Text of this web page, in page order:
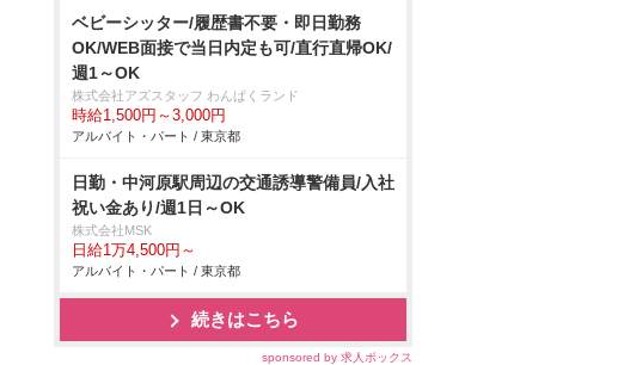
ベビーシッター/履歴書不要・即日勤務
OK/WEB面接で当日内定も可/直行直帰OK/
週1～OK
株式会社アズスタッフ わんぱくランド
時給1,500円～3,000円
アルバイト・パート / 東京都
日勤・中河原駅周辺の交通誘導警備員/入社
祝い金あり/週1日～OK
株式会社MSK
日給1万4,500円～
アルバイト・パート / 東京都
続きはこちら
sponsored by 求人ボックス